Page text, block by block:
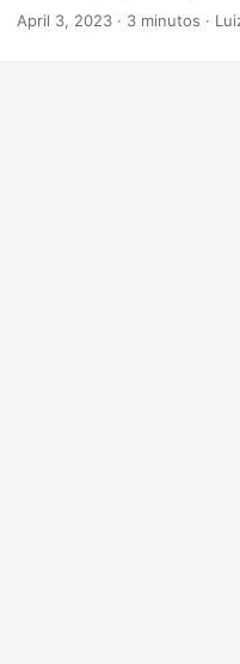
para conferir os demais
April 3, 2023 · 3 minutos ·